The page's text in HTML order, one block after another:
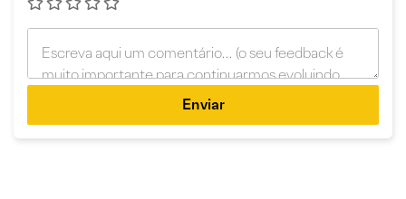
Enviar